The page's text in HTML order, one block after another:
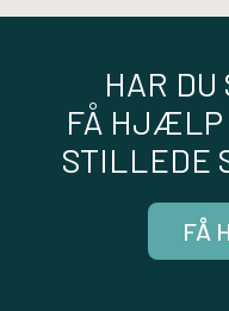
HAR
FÅ HJÆLP
STILLEDE
FÅ